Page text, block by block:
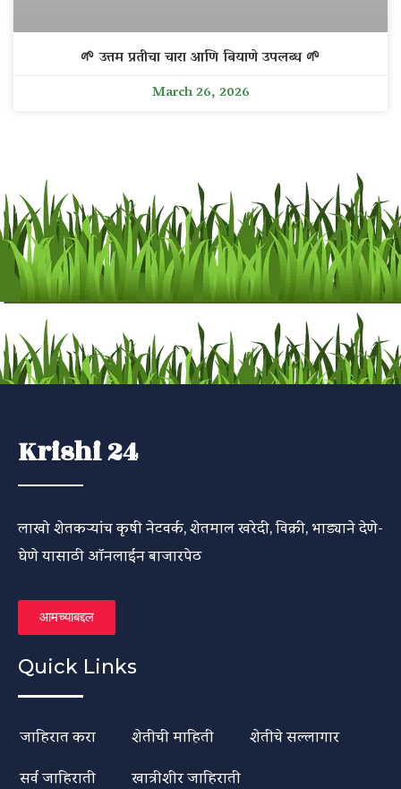
🌱 उत्तम प्रतीचा चारा आणि बियाणे उपलब्ध 🌱
March 26, 2026
Krishi 24
लाखो शेतकऱ्यांच कृषी नेटवर्क, शेतमाल खरेदी, विक्री, भाड्याने देणे-
घेणे यासाठी ऑनलाईन बाजारपेठ
आमच्याबद्दल
Quick Links
जाहिरात करा शेतीची माहिती
शेतीचे सल्लागार
सर्व जाहिराती
खात्रीशीर जाहिराती